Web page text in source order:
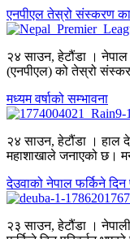
एनपीएल तेस्रो संस्करण
२४ साउन, हेटौंडा ।
(एनपीएल) को तेस्रो
मध्यम वर्षाको सम्भावना
२४ साउन, हेटौंडा । हाल
महाशाखाले जनाएको छ।
देउवाको नेपाल फर्किने दिन
२३ साउन, हेटौंडा ।